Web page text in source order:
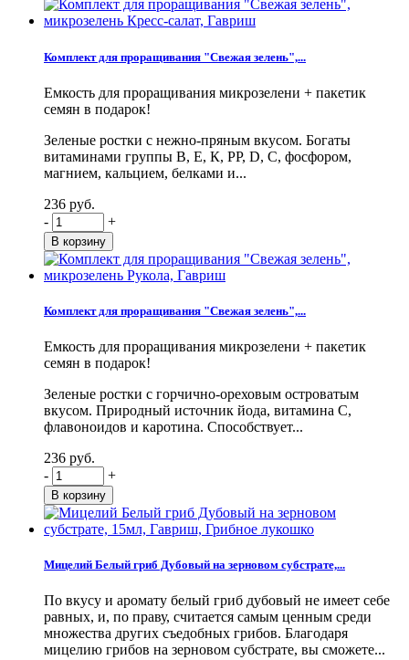
Комплект для проращивания "Свежая зелень",...
Емкость для проращивания микрозелени + пакетик
семян в подарок!
Зеленые ростки с нежно-пряным вкусом. Богаты
витаминами группы В, Е, К, PP, D, С, фосфором,
магнием, кальцием, белками и...
236 руб.
-
+
Комплект для проращивания "Свежая зелень",...
Емкость для проращивания микрозелени + пакетик
семян в подарок!
Зеленые ростки с горчично-ореховым островатым
вкусом. Природный источник йода, витамина С,
флавоноидов и каротина. Способствует...
236 руб.
-
+
Мицелий Белый гриб Дубовый на зерновом субстрате,...
По вкусу и аромату белый гриб дубовый не имеет себе
равных, и, по праву, считается самым ценным среди
множества других съедобных грибов. Благодаря
мицелию грибов на зерновом субстрате, вы сможете...